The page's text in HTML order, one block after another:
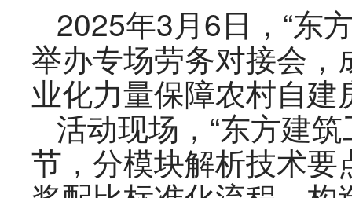
2025年3月6日，“东
举办专场劳务对接会
业化力量保障农村自
活动现场，“东方建
节，分模块解析技术